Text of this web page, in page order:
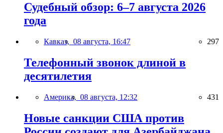
Судебный обзор: 6–7 августа 2026
года
Кавказ, 08 августа, 16:47 297
Телефонный звонок длиной в
десятилетия
Америка, 08 августа, 12:32 431
Новые санкции США против